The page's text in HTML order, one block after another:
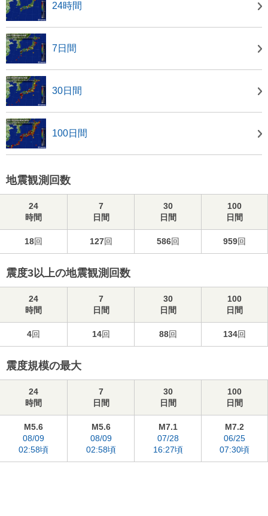
24時間
7日間
30日間
100日間
地震観測回数
24
時間
7
日間
30
日間
100
日間
18回 127回 586回 959回
震度3以上の地震観測回数
24
時間
7
日間
30
日間
100
日間
4回 14回 88回 134回
震度規模の最大
24
時間
7
日間
30
日間
100
日間
M5.6
08/09
02:58頃
M5.6
08/09
02:58頃
M7.1
07/28
16:27頃
M7.2
06/25
07:30頃